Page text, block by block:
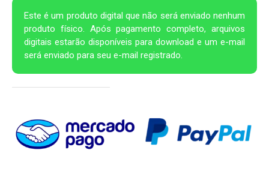
Este é um produto digital que não será enviado nenhum
produto físico. Após pagamento completo, arquivos
digitais estarão disponíveis para download e um e-mail
será enviado para seu e-mail registrado.